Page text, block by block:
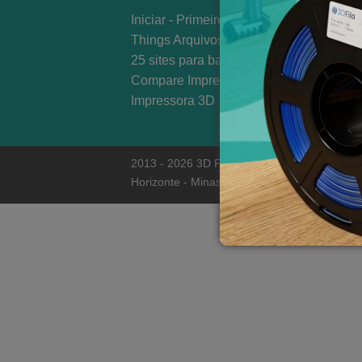
Iniciar - Primeiros Passos
Things Arquivos 3D STL
25 sites para baixar Modelos 3D
Compare Impressoras 3D
Impressora 3D
2013 - 2026 3D Fila - Todos direitos
Horizonte - Minas Gerais - São Paulo - Rio